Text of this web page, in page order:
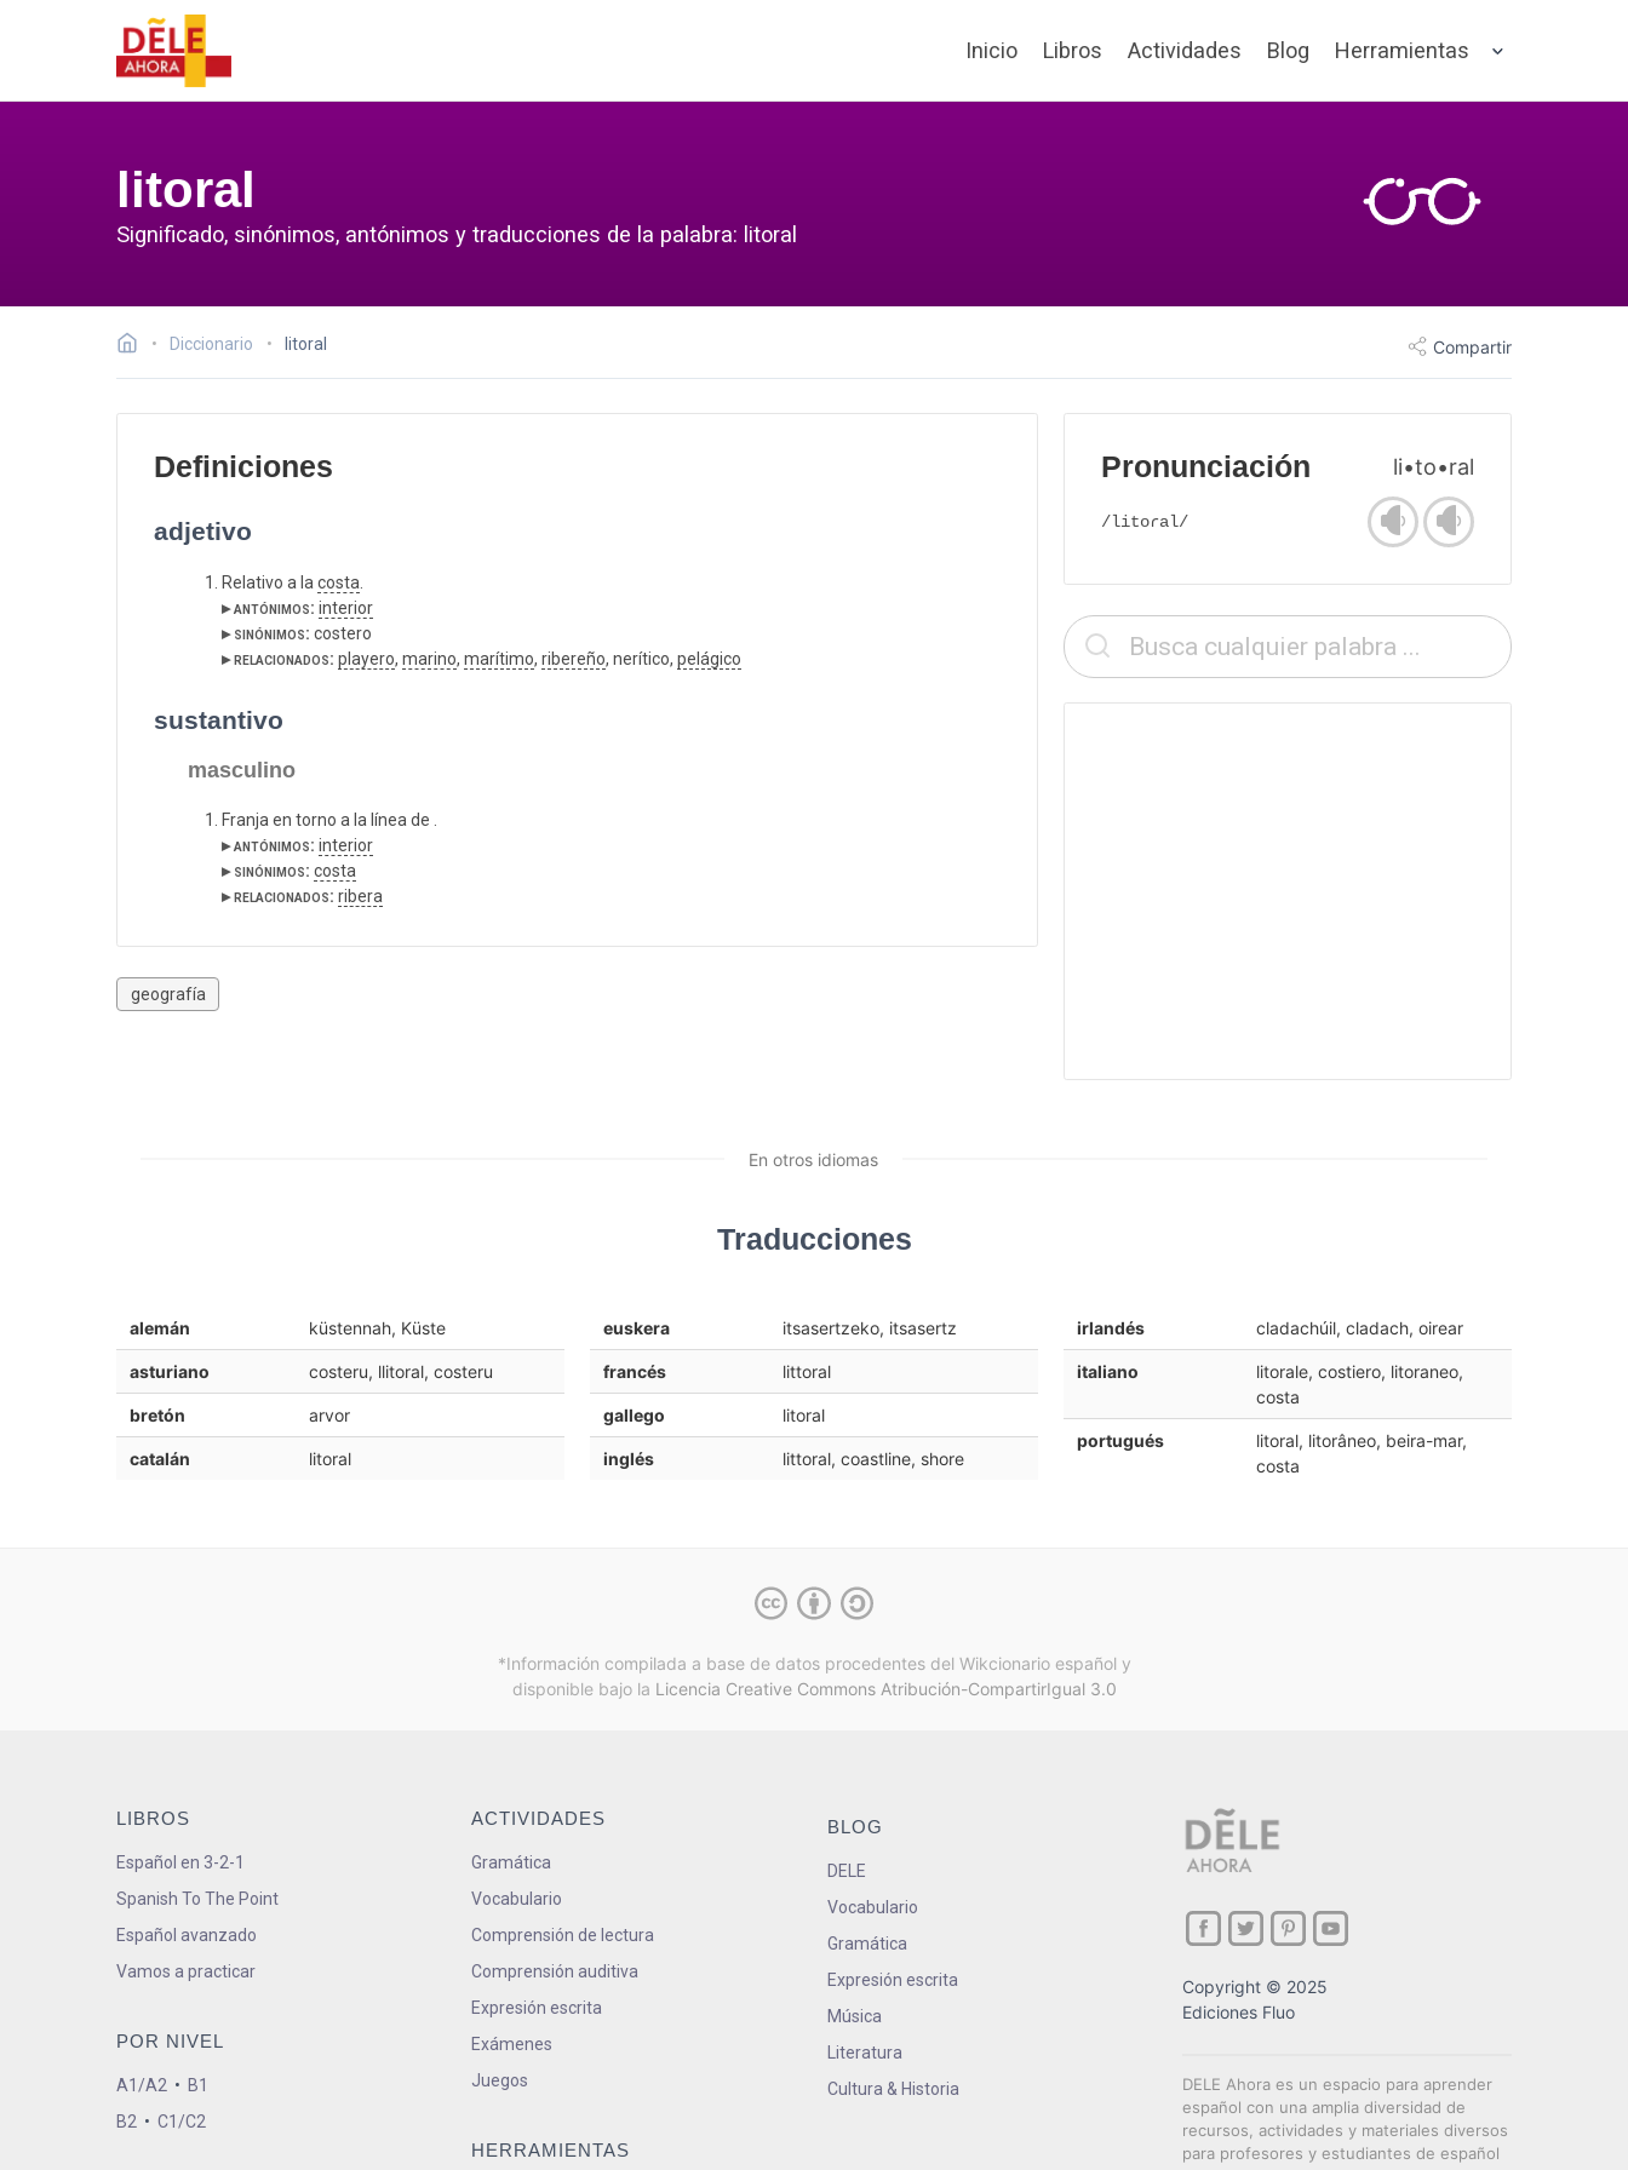
Inicio Libros Actividades Blog Herramientas
litoral
Significado, sinónimos, antónimos y traducciones de la palabra: litoral
Diccionario litoral Compartir
Definiciones
adjetivo
Relativo a lacosta.
▸ antónimos: interior
▸ sinónimos: costero
▸ relacionados: playero, marino, marítimo, ribereño, nerítico, pelágico
sustantivo
masculino
Franja en torno a la línea de .
▸ antónimos: interior
▸ sinónimos: costa
▸ relacionados: ribera
geografía
Pronunciación li•to•ral
/litoɾal/
En otros idiomas
Traducciones
alemán küstennah, Küste
asturiano costeru, llitoral, costeru
bretón arvor
catalán litoral
euskera itsasertzeko, itsasertz
francés littoral
gallego litoral
inglés littoral, coastline, shore
irlandés cladachúil, cladach, oirear
italiano
litorale, costiero, litoraneo,
costa
portugués
litoral, litorâneo, beira-mar,
costa
*Información compilada a base de datos procedentes del Wikcionario español y
disponible bajo la Licencia Creative Commons Atribución-CompartirIgual 3.0
LIBROS
Español en 3-2-1
Spanish To The Point
Español avanzado
Vamos a practicar
POR NIVEL
A1/A2 • B1
B2 • C1/C2
ACTIVIDADES
Gramática
Vocabulario
Comprensión de lectura
Comprensión auditiva
Expresión escrita
Exámenes
Juegos
HERRAMIENTAS
BLOG
DELE
Vocabulario
Gramática
Expresión escrita
Música
Literatura
Cultura & Historia
Copyright © 2025
Ediciones Fluo
DELE Ahora es un espacio para aprender
español con una amplia diversidad de
recursos, actividades y materiales diversos
para profesores y estudiantes de español